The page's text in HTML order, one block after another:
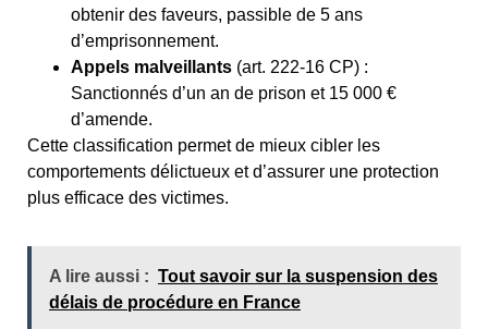
obtenir des faveurs, passible de 5 ans
d’emprisonnement.
Appels malveillants (art. 222-16 CP) :
Sanctionnés d’un an de prison et 15 000 €
d’amende.
Cette classification permet de mieux cibler les
comportements délictueux et d’assurer une protection
plus efficace des victimes.
A lire aussi : Tout savoir sur la suspension des
délais de procédure en France